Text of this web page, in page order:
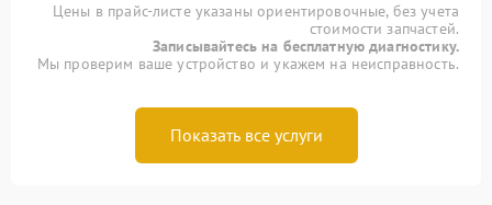
Цены в прайс-листе указаны ориентировочные, без учета
стоимости запчастей.
Записывайтесь на бесплатную диагностику.
Мы проверим ваше устройство и укажем на неисправность.
Показать все услуги